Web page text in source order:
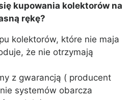
kupowania kolektorów na
rękę?
kolektorów, które nie maja
że nie otrzymają
z gwarancją ( producent
systemów obarcza